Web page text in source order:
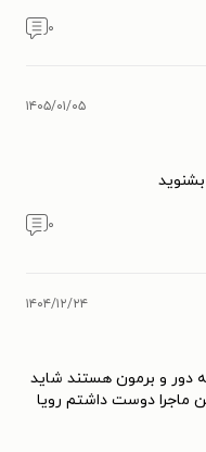
۰
۱۴۰۵/۰۱/۰۵
۰
۱۴۰۴/۱۲/۲۴
دور و برمون هستند شاید
ماجرا دوست داشتم رویا